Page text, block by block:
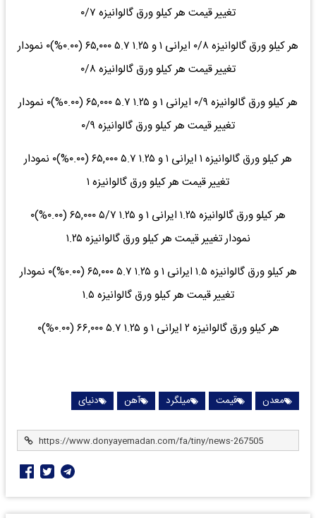
تغییر قیمت هر کیلو ورق گالوانیزه ۰/۷
هر کیلو ورق گالوانیزه ۰/۸ ایرانی ۱ و ۱.۲۵ ۵.۷ ۶۵,۰۰۰ (۰.۰۰%)۰ نمودار
تغییر قیمت هر کیلو ورق گالوانیزه ۰/۸
هر کیلو ورق گالوانیزه ۰/۹ ایرانی ۱ و ۱.۲۵ ۵.۷ ۶۵,۰۰۰ (۰.۰۰%)۰ نمودار
تغییر قیمت هر کیلو ورق گالوانیزه ۰/۹
هر کیلو ورق گالوانیزه ۱ ایرانی ۱ و ۱.۲۵ ۵.۷ ۶۵,۰۰۰ (۰.۰۰%)۰ نمودار
تغییر قیمت هر کیلو ورق گالوانیزه ۱
هر کیلو ورق گالوانیزه ۱.۲۵ ایرانی ۱ و ۱.۲۵ ۵/۷ ۶۵,۰۰۰ (۰.۰۰%)۰
نمودار تغییر قیمت هر کیلو ورق گالوانیزه ۱.۲۵
هر کیلو ورق گالوانیزه ۱.۵ ایرانی ۱ و ۱.۲۵ ۵.۷ ۶۵,۰۰۰ (۰.۰۰%)۰ نمودار
تغییر قیمت هر کیلو ورق گالوانیزه ۱.۵
هر کیلو ورق گالوانیزه ۲ ایرانی ۱ و ۱.۲۵ ۵.۷ ۶۶,۰۰۰ (۰.۰۰%)۰
معدن قیمت میلگرد آهن دنیای